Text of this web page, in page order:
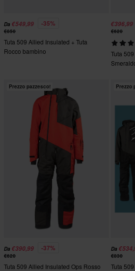
Da €549,99 -35%
€850
Tuta 509 Allied Insulated + Tuta
Rocco bambino
€396,99
€620
Tuta
Prezzo pazzesco!
Da €390,99 -37%
€620
Tuta 509 Allied Insulated Ops Rosso
Prezzo
Da
€830
Tuta